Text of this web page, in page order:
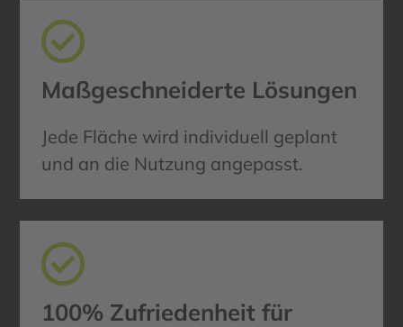
Maßgeschneiderte Lösungen
Jede Fläche wird individuell geplant
und an die Nutzung angepasst.
100% Zufriedenheit für